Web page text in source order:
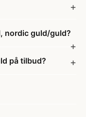
nordic guld/guld?
på tilbud?